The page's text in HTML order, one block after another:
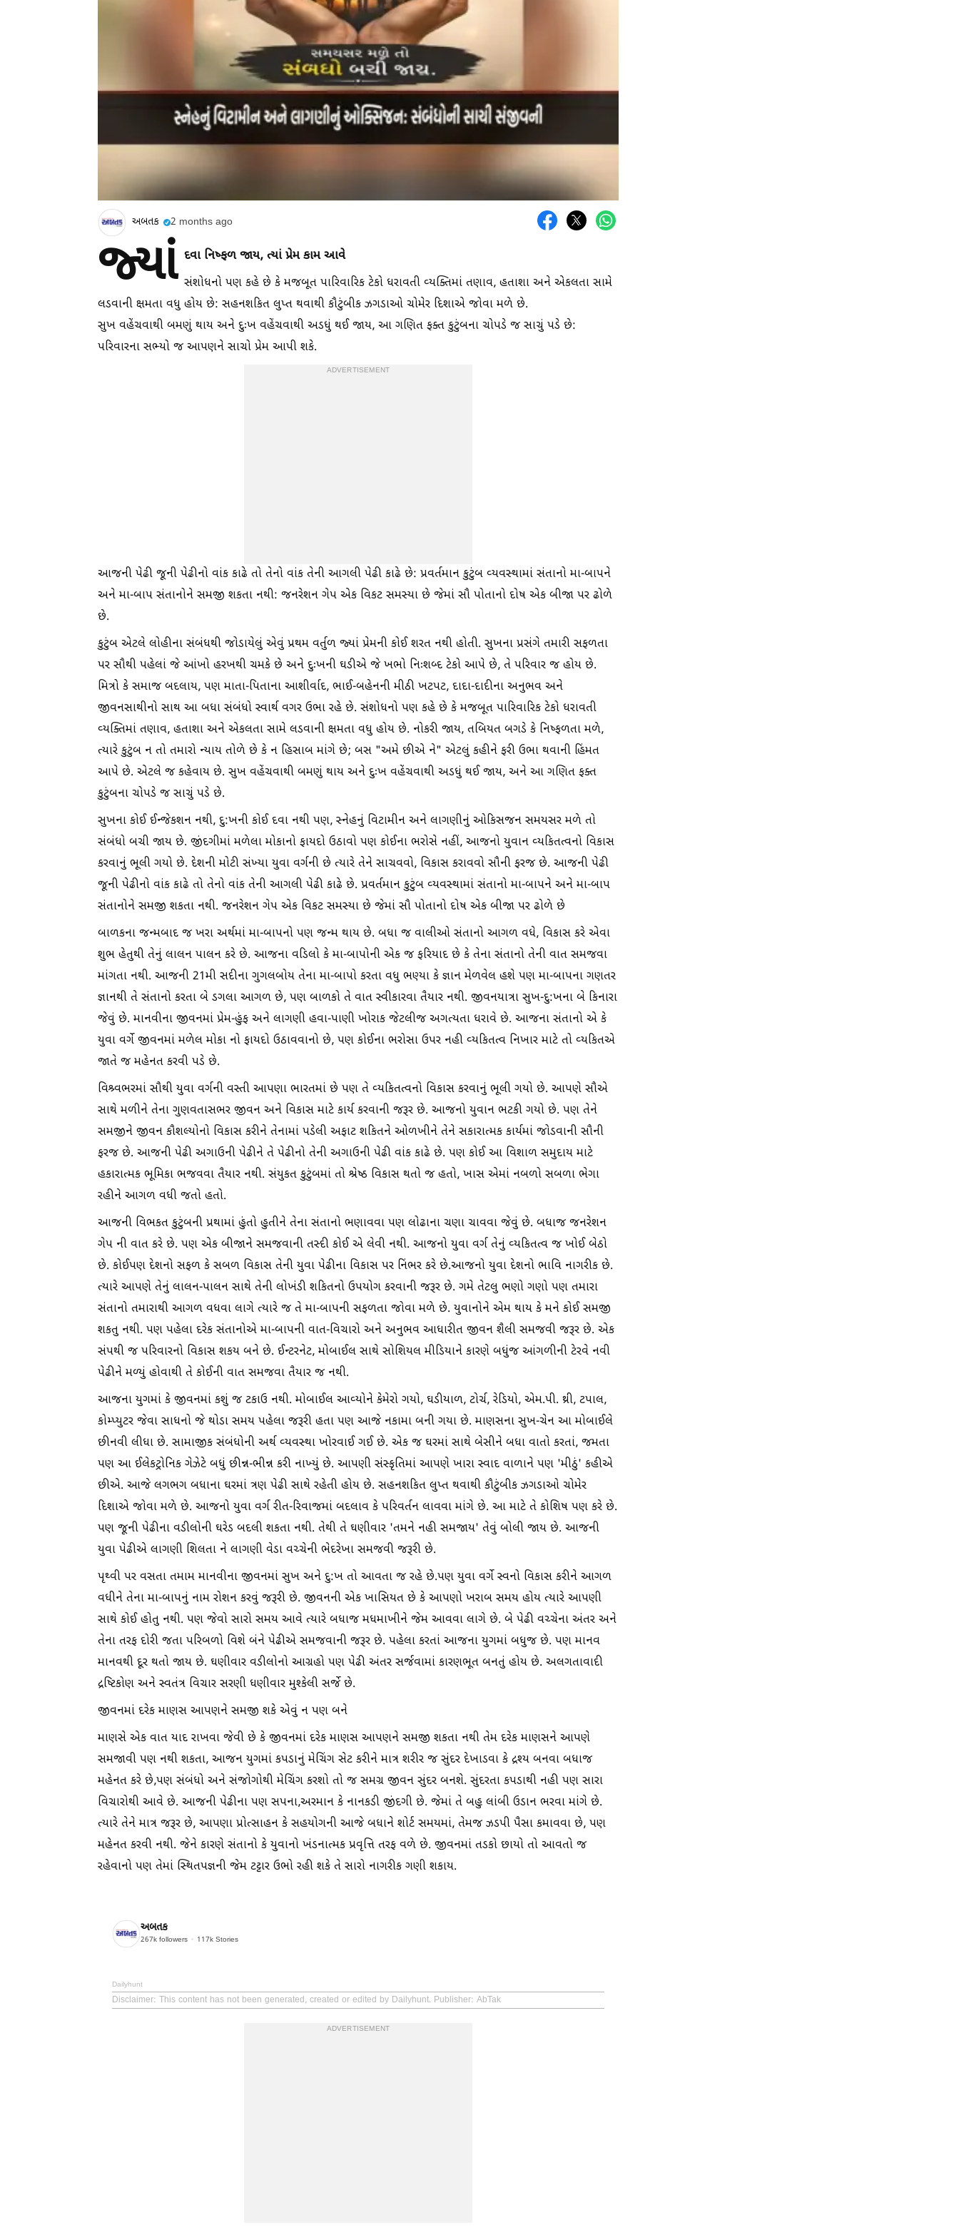
અબતક 2 months ago
જ્યાં દવા નિષ્ફળ જાય, ત્યાં પ્રેમ કામ આવે
સંશોધનો પણ કહે છે કે મજબૂત પારિવારિક ટેકો ધરાવતી વ્યક્તિમાં તણાવ, હતાશા અને એકલતા સામે
લડવાની ક્ષમતા વધુ હોય છે: સહનશકિત લુપ્ત થવાથી કૌટુંબીક ઝગડાઓ ચોમેર દિશાએ જોવા મળે છે.
સુખ વહેંચવાથી બમણું થાય અને દુઃખ વહેંચવાથી અડધું થઈ જાય, આ ગણિત ફક્ત કુટુંબના ચોપડે જ સાચું પડે છે:
પરિવારના સભ્યો જ આપણને સાચો પ્રેમ આપી શકે.
ADVERTISEMENT
આજની પેઢી જૂની પેઢીનો વાંક કાઢે તો તેનો વાંક તેની આગલી પેઢી કાઢે છે: પ્રવર્તમાન કુટુંબ વ્યવસ્થામાં સંતાનો મા-બાપને
અને મા-બાપ સંતાનોને સમજી શકતા નથી: જનરેશન ગેપ એક વિકટ સમસ્યા છે જેમાં સૌ પોતાનો દોષ એક બીજા પર ઢોળે
છે.
કુટુંબ એટલે લોહીના સંબંધથી જોડાયેલું એવું પ્રથમ વર્તુળ જ્યાં પ્રેમની કોઈ શરત નથી હોતી. સુખના પ્રસંગે તમારી સફળતા
પર સૌથી પહેલાં જે આંખો હરખથી ચમકે છે અને દુઃખની ઘડીએ જે ખભો નિઃશબ્દ ટેકો આપે છે, તે પરિવાર જ હોય છે.
મિત્રો કે સમાજ બદલાય, પણ માતા-પિતાના આશીર્વાદ, ભાઈ-બહેનની મીઠી ખટપટ, દાદા-દાદીના અનુભવ અને
જીવનસાથીનો સાથ આ બધા સંબંધો સ્વાર્થ વગર ઉભા રહે છે. સંશોધનો પણ કહે છે કે મજબૂત પારિવારિક ટેકો ધરાવતી
વ્યક્તિમાં તણાવ, હતાશા અને એકલતા સામે લડવાની ક્ષમતા વધુ હોય છે. નોકરી જાય, તબિયત બગડે કે નિષ્ફળતા મળે,
ત્યારે કુટુંબ ન તો તમારો ન્યાય તોળે છે કે ન હિસાબ માંગે છે; બસ "અમે છીએ ને" એટલું કહીને ફરી ઉભા થવાની હિંમત
આપે છે. એટલે જ કહેવાય છે. સુખ વહેંચવાથી બમણું થાય અને દુઃખ વહેંચવાથી અડધું થઈ જાય, અને આ ગણિત ફક્ત
કુટુંબના ચોપડે જ સાચું પડે છે.
સુખના કોઈ ઈન્જેકશન નથી, દુ:ખની કોઈ દવા નથી પણ, સ્નેહનું વિટામીન અને લાગણીનું ઓકિસજન સમયસર મળે તો
સંબંધો બચી જાય છે. જીંદગીમાં મળેલા મોકાનો ફાયદો ઉઠાવો પણ કોઈના ભરોસે નહીં, આજનો યુવાન વ્યકિતત્વનો વિકાસ
કરવાનું ભૂલી ગયો છે. દેશની મોટી સંખ્યા યુવા વર્ગની છે ત્યારે તેને સાચવવો, વિકાસ કરાવવો સૌની ફરજ છે. આજની પેઢી
જૂની પેઢીનો વાંક કાઢે તો તેનો વાંક તેની આગલી પેઢી કાઢે છે. પ્રવર્તમાન કુટુંબ વ્યવસ્થામાં સંતાનો મા-બાપને અને મા-બાપ
સંતાનોને સમજી શકતા નથી. જનરેશન ગેપ એક વિકટ સમસ્યા છે જેમાં સૌ પોતાનો દોષ એક બીજા પર ઢોળે છે
બાળકના જન્મબાદ જ ખરા અર્થમાં મા-બાપનો પણ જન્મ થાય છે. બધા જ વાલીઓ સંતાનો આગળ વધે, વિકાસ કરે એવા
શુભ હેતુથી તેનું લાલન પાલન કરે છે. આજના વડિલો કે મા-બાપોની એક જ ફરિયાદ છે કે તેના સંતાનો તેની વાત સમજવા
માંગતા નથી. આજની 21મી સદીના ગુગલબોય તેના મા-બાપો કરતા વધુ ભણ્યા કે જ્ઞાન મેળવેલ હશે પણ મા-બાપના ગણતર
જ્ઞાનથી તે સંતાનો કરતા બે ડગલા આગળ છે, પણ બાળકો તે વાત સ્વીકારવા તૈયાર નથી. જીવનયાત્રા સુખ-દુ:ખના બે કિનારા
જેવું છે. માનવીના જીવનમાં પ્રેમ-હુંફ અને લાગણી હવા-પાણી ખોરાક જેટલીજ અગત્યતા ધરાવે છે. આજના સંતાનો એ કે
યુવા વર્ગે જીવનમાં મળેલ મોકા નો ફાયદો ઉઠાવવાનો છે, પણ કોઈના ભરોસા ઉપર નહી વ્યકિતત્વ નિખાર માટે તો વ્યકિતએ
જાતે જ મહેનત કરવી પડે છે.
વિશ્ર્વભરમાં સૌથી યુવા વર્ગની વસ્તી આપણા ભારતમાં છે પણ તે વ્યકિતત્વનો વિકાસ કરવાનું ભૂલી ગયો છે. આપણે સૌએ
સાથે મળીને તેના ગુણવતાસભર જીવન અને વિકાસ માટે કાર્ય કરવાની જરૂર છે. આજનો યુવાન ભટકી ગયો છે. પણ તેને
સમજીને જીવન કૌશલ્યોનો વિકાસ કરીને તેનામાં પડેલી અફાટ શકિતને ઓળખીને તેને સકારાત્મક કાર્યમાં જોડવાની સૌની
ફરજ છે. આજની પેઢી અગાઉની પેઢીને તે પેઢીનો તેની અગાઉની પેઢી વાંક કાઢે છે. પણ કોઈ આ વિશાળ સમુદાય માટે
હકારાત્મક ભૂમિકા ભજવવા તૈયાર નથી. સંયુકત કુટુંબમાં તો શ્રેષ્ઠ વિકાસ થતો જ હતો, ખાસ એમાં નબળો સબળા ભેગા
રહીને આગળ વધી જતો હતો.
આજની વિભકત કુટુંબની પ્રથામાં હુંતો હુતીને તેના સંતાનો ભણાવવા પણ લોઢાના ચણા ચાવવા જેવું છે. બધાજ જનરેશન
ગેપ ની વાત કરે છે. પણ એક બીજાને સમજવાની તસ્દી કોઈ એ લેવી નથી. આજનો યુવા વર્ગ તેનું વ્યકિતત્વ જ ખોઈ બેઠો
છે. કોઈપણ દેશનો સફળ કે સબળ વિકાસ તેની યુવા પેઢીના વિકાસ પર નિંભર કરે છે.આજનો યુવા દેશનો ભાવિ નાગરીક છે.
ત્યારે આપણે તેનું લાલન-પાલન સાથે તેની લોખંડી શકિતનો ઉપયોગ કરવાની જરૂર છે. ગમે તેટલુ ભણો ગણો પણ તમારા
સંતાનો તમારાથી આગળ વધવા લાગે ત્યારે જ તે મા-બાપની સફળતા જોવા મળે છે. યુવાનોને એમ થાય કે મને કોઈ સમજી
શકતુ નથી. પણ પહેલા દરેક સંતાનોએ મા-બાપની વાત-વિચારો અને અનુભવ આધારીત જીવન શૈલી સમજવી જરૂર છે. એક
સંપથી જ પરિવારનો વિકાસ શકય બને છે. ઈન્ટરનેટ, મોબાઈલ સાથે સોશિયલ મીડિયાને કારણે બધુંજ આંગળીની ટેરવે નવી
પેઢીને મળ્યું હોવાથી તે કોઈની વાત સમજવા તૈયાર જ નથી.
આજના યુગમાં કે જીવનમાં કશું જ ટકાઉ નથી. મોબાઈલ આવ્યોને કેમેરો ગયો, ઘડીયાળ, ટોર્ચ, રેડિયો, એમ.પી. થ્રી, ટપાલ,
કોમ્પ્યુટર જેવા સાધનો જે થોડા સમય પહેલા જરૂરી હતા પણ આજે નકામા બની ગયા છે. માણસના સુખ-ચેન આ મોબાઈલે
છીનવી લીધા છે. સામાજીક સંબંધોની અર્થ વ્યવસ્થા ખોરવાઈ ગઈ છે. એક જ ઘરમાં સાથે બેસીને બધા વાતો કરતાં, જમતા
પણ આ ઈલેકટ્રોનિક ગેઝેટે બધું છીન્ન-ભીન્ન કરી નાખ્યું છે. આપણી સંસ્કૃતિમાં આપણે ખારા સ્વાદ વાળાને પણ 'મીઠું' કહીએ
છીએ. આજે લગભગ બધાના ઘરમાં ત્રણ પેઢી સાથે રહેતી હોય છે. સહનશકિત લુપ્ત થવાથી કૌટુંબીક ઝગડાઓ ચોમેર
દિશાએ જોવા મળે છે. આજનો યુવા વર્ગ રીત-રિવાજમાં બદલાવ કે પરિવર્તન લાવવા માંગે છે. આ માટે તે કોશિષ પણ કરે છે.
પણ જૂની પેઢીના વડીલોની ઘરેડ બદલી શકતા નથી. તેથી તે ઘણીવાર 'તમને નહી સમજાય' તેવું બોલી જાય છે. આજની
યુવા પેઢીએ લાગણી શિલતા ને લાગણી વેડા વચ્ચેની ભેદરેખા સમજવી જરૂરી છે.
પૃથ્વી પર વસતા તમામ માનવીના જીવનમાં સુખ અને દુ:ખ તો આવતા જ રહે છે.પણ યુવા વર્ગે સ્વનો વિકાસ કરીને આગળ
વધીને તેના મા-બાપનું નામ રોશન કરવું જરૂરી છે. જીવનની એક ખાસિયત છે કે આપણો ખરાબ સમય હોય ત્યારે આપણી
સાથે કોઈ હોતુ નથી. પણ જેવો સારો સમય આવે ત્યારે બધાજ મધમાખીને જેમ આવવા લાગે છે. બે પેઢી વચ્ચેના અંતર અને
તેના તરફ દોરી જતા પરિબળો વિશે બંને પેઢીએ સમજવાની જરૂર છે. પહેલા કરતાં આજના યુગમાં બધુજ છે. પણ માનવ
માનવથી દૂર થતો જાય છે. ઘણીવાર વડીલોનો આગ્રહો પણ પેઢી અંતર સર્જવામાં કારણભૂત બનતું હોય છે. અલગતાવાદી
દ્રષ્ટિકોણ અને સ્વતંત્ર વિચાર સરણી ધણીવાર મુશ્કેલી સર્જે છે.
જીવનમાં દરેક માણસ આપણને સમજી શકે એવું ન પણ બને
માણસે એક વાત યાદ રાખવા જેવી છે કે જીવનમાં દરેક માણસ આપણને સમજી શકતા નથી તેમ દરેક માણસને આપણે
સમજાવી પણ નથી શકતા, આજન યુગમાં કપડાનું મેચિંગ સેટ કરીને માત્ર શરીર જ સુંદર દેખાડવા કે દ્રશ્ય બનવા બધાજ
મહેનત કરે છે,પણ સંબંધો અને સંજોગોથી મેચિંગ કરશો તો જ સમગ્ર જીવન સુંદર બનશે. સુંદરતા કપડાથી નહી પણ સારા
વિચારોથી આવે છે. આજની પેઢીના પણ સપના,અરમાન કે નાનકડી જીંદગી છે. જેમાં તે બહુ લાંબી ઉડાન ભરવા માંગે છે.
ત્યારે તેને માત્ર જરૂર છે, આપણા પ્રોત્સાહન કે સહયોગની આજે બધાને શોર્ટ સમયમાં, તેમજ ઝડપી પૈસા કમાવવા છે, પણ
મહેનત કરવી નથી. જેને કારણે સંતાનો કે યુવાનો ખંડનાત્મક પ્રવૃત્તિ તરફ વળે છે. જીવનમાં તડકો છાયો તો આવતો જ
રહેવાનો પણ તેમાં સ્થિતપજ્ઞની જેમ ટટ્ટાર ઉભો રહી શકે તે સારો નાગરીક ગણી શકાય.
અબતક
267k followers 117k Stories
Dailyhunt
Disclaimer: This content has not been generated, created or edited by Dailyhunt. Publisher: AbTak
ADVERTISEMENT